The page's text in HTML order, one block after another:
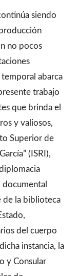
siendo
no pocos
abarca
trabajo
que brinda el
y valiosos,
Superior de
(ISRI),
de la biblioteca
del cuerpo
instancia, la
y Consular